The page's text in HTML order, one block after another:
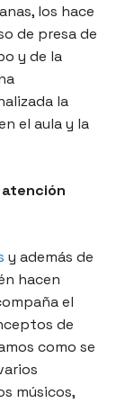
los hace
de presa de
y de la
la
el aula y la
atención
y además de
hacen
el
de
como se
músicos,